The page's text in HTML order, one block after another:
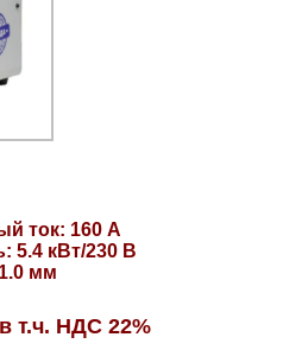
ток: 160 А
5.4 кВт/230 В
мм
т.ч. НДС 22%